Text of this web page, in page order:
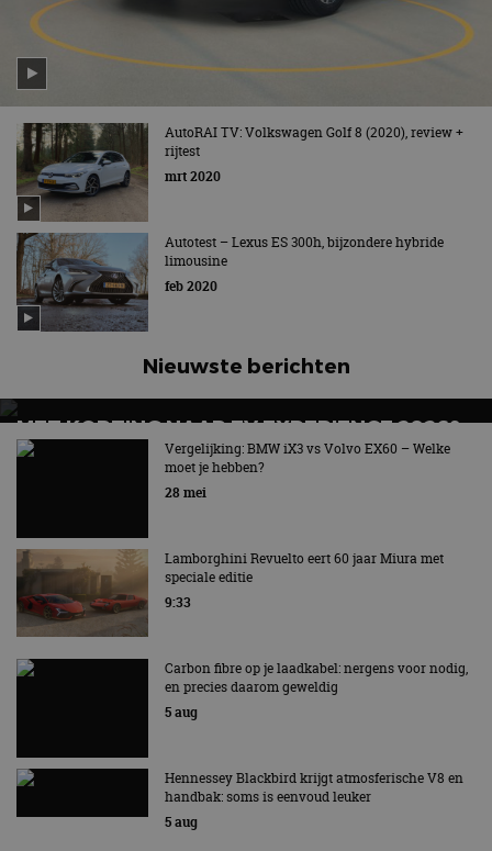
AutoRAI TV: Volkswagen Golf 8 (2020), review +
rijtest
mrt 2020
Autotest – Lexus ES 300h, bijzondere hybride
limousine
feb 2020
Nieuwste berichten
MET KORTING NAAR EV EXPERIENCE 2026?
AUTORAI REGELT HET!
EV Experience 2026 van 24 tot 26 september
Vergelijking: BMW iX3 vs Volvo EX60 – Welke
moet je hebben?
28 mei
Lamborghini Revuelto eert 60 jaar Miura met
speciale editie
9:33
Carbon fibre op je laadkabel: nergens voor nodig,
en precies daarom geweldig
5 aug
Hennessey Blackbird krijgt atmosferische V8 en
handbak: soms is eenvoud leuker
5 aug